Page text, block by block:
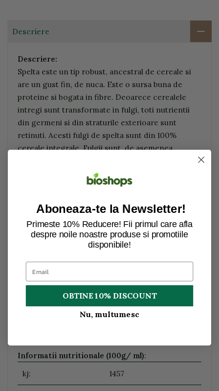
Descriere
Descriere:
Spelta este un tip robust, ancestral de cereale si
are un gust fin, de nuca. Este o sursa buna de
proteine si bogata in fibre. Deoarece cerealele
intregi sunt transformate in fulgi, toti nutrientii
din germeni si din straturile exterioare sunt
retinuti. Acesti fulgi de spelta sunt din 100%
cereale integrale. Fulgii sunt, de asemenea,
utilizati in reteta originala de musli Rapunzel. Si aici
ne bazam pe cerealele locale la cea mai buna
calitate organica. in forma lor pura, puteti face
Ingrediente:
fulgi mici de grau spelta integrali. Provin din
Alergeni:
Informatii nutritionale (100g/ ml):
kj:
1457
Aboneaza-te la Newsletter!
Primeste 10% Reducere! Fii primul care afla
despre noile noastre produse si promotiile
disponibile!
OBTINE 10% DISCOUNT
Nu, multumesc